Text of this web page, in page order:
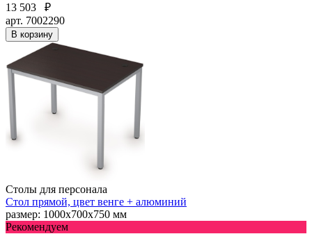
13 503
₽
арт. 7002290
В корзину
Столы для персонала
Стол прямой, цвет венге + алюминий
размер: 1000х700х750 мм
Рекомендуем